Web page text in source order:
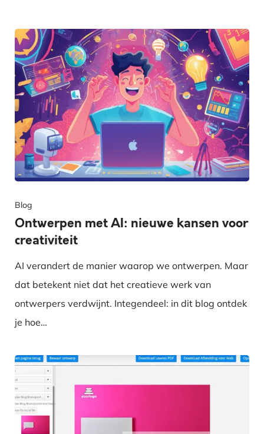
Blog
Ontwerpen met AI: nieuwe kansen voor
creativiteit
AI verandert de manier waarop we ontwerpen. Maar
dat betekent niet dat het creatieve werk van
ontwerpers verdwijnt. Integendeel: in dit blog ontdek
je hoe…